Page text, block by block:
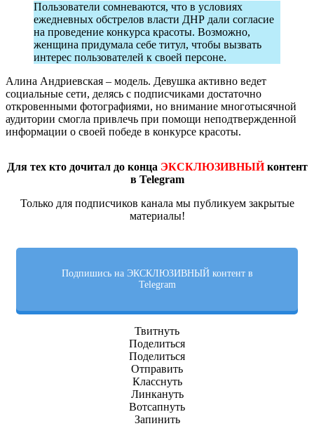
Пользователи сомневаются, что в условиях
ежедневных обстрелов власти ДНР дали согласие
на проведение конкурса красоты. Возможно,
женщина придумала себе титул, чтобы вызвать
интерес пользователей к своей персоне.
Алина Андриевская – модель. Девушка активно ведет
социальные сети, делясь с подписчиками достаточно
откровенными фотографиями, но внимание многотысячной
аудитории смогла привлечь при помощи неподтвержденной
информации о своей победе в конкурсе красоты.
Для тех кто дочитал до конца ЭКСКЛЮЗИВНЫЙконтент
в Telegram
Только для подписчиков канала мы публикуем закрытые
материалы!
Подпишись на ЭКСКЛЮЗИВНЫЙ контент в
Telegram
Твитнуть
Поделиться
Поделиться
Отправить
Класснуть
Линкануть
Вотсапнуть
Запинить